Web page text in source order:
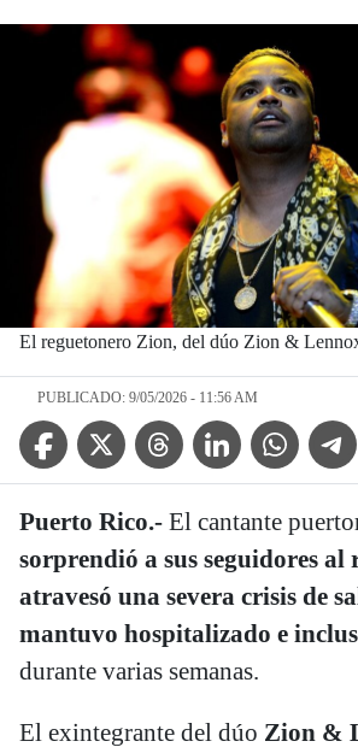
El reguetonero Zion, del dúo Zion &
PUBLICADO: 9/05/2026 - 11:56 AM
Facebook IconTwitter IconThreads IconLinkedin Icon
WhatsApp
Puerto Rico.- El cantante
sorprendió a sus seguidores al
atravesó una severa crisis de
mantuvo hospitalizado e
durante varias semanas.
El exintegrante del dúo Zion &